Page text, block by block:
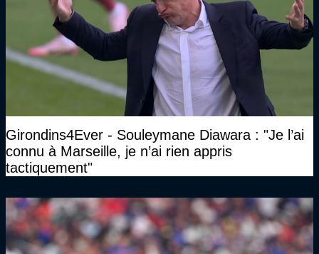
Girondins4Ever - Souleymane Diawara : "Je l’ai
connu à Marseille, je n’ai rien appris
tactiquement"